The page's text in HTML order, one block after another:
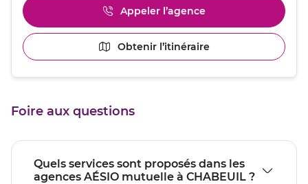
plus
amples
informations
[ECHAP
pour
Appeler l’agence
Afficher
le
numéro
de
du
Obtenir l’itinéraire
jusqu'au
de
Foire aux questions
Quels services sont proposés dans les
agences AÉSIO mutuelle à CHABEUIL ?